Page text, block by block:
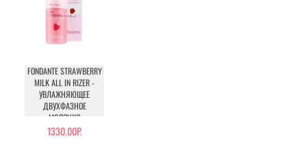
FONDANTE STRAWBERRY
MILK ALL IN RIZER -
УВЛАЖНЯЮЩЕЕ
ДВУХФАЗНОЕ
МОЛОЧКО
1330.00Р.